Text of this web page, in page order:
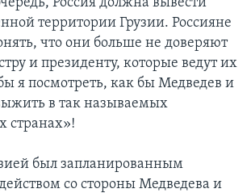
территории Грузии. Россияне
что они больше не доверяют
и президенту, которые ведут их
я посмотреть, как бы Медведев и
в так называемых
странах»!
был запланированным
со стороны Медведева и